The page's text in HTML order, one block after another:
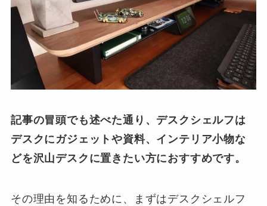
記事の冒頭でも述べた通り、デスクシェルフは
デスクにガジェットや資料、インテリア小物な
どを沢山デスクに置きたい方におすすめです。
その理由を知るために、まずはデスクシェルフ